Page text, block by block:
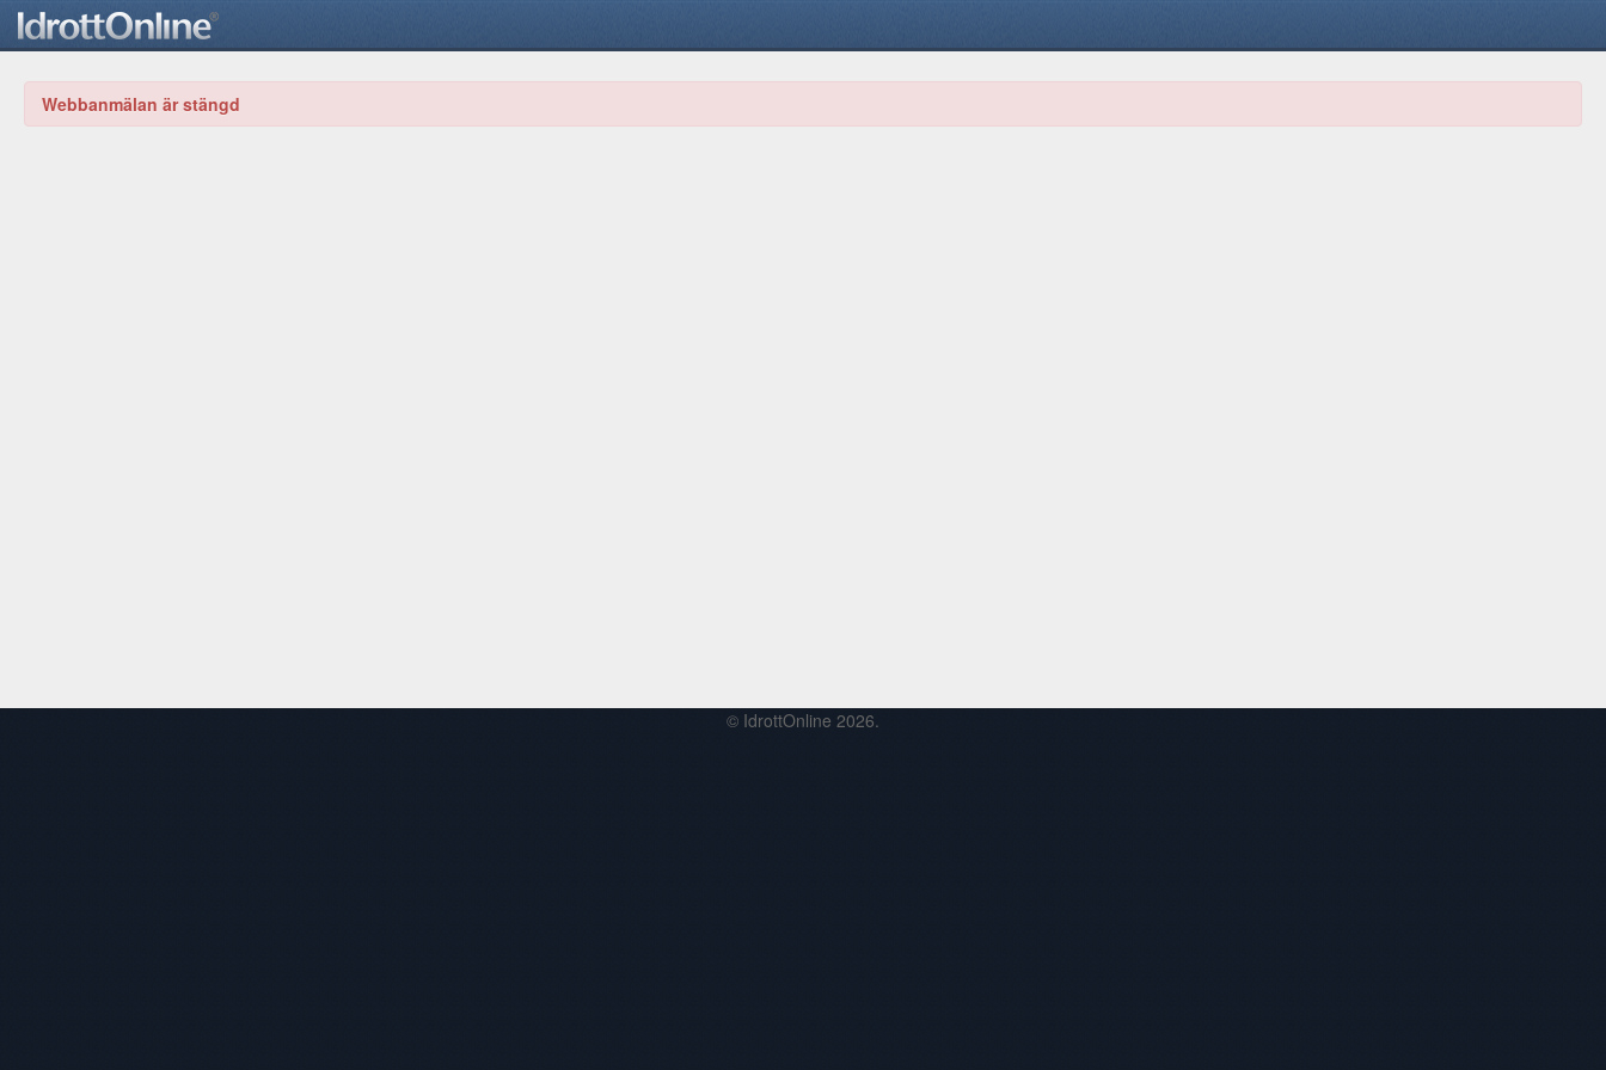
Webbanmälan är stängd
© IdrottOnline 2026.